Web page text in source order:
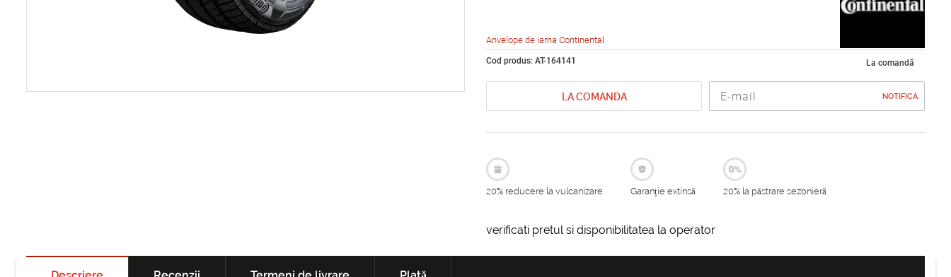
Anvelope de iarna Continental
Cod produs: AT-164141 La comandă
LA COMANDA NOTIFICA
20% reducere la vulcanizare Garanție extinsă 20% la păstrare sezonieră
verificati pretul si disponibilitatea la operator